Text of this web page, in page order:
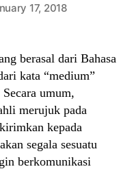
17, 2018
berasal dari Bahasa
kata “medium”
umum,
merujuk pada
kepada
segala sesuatu
berkomunikasi